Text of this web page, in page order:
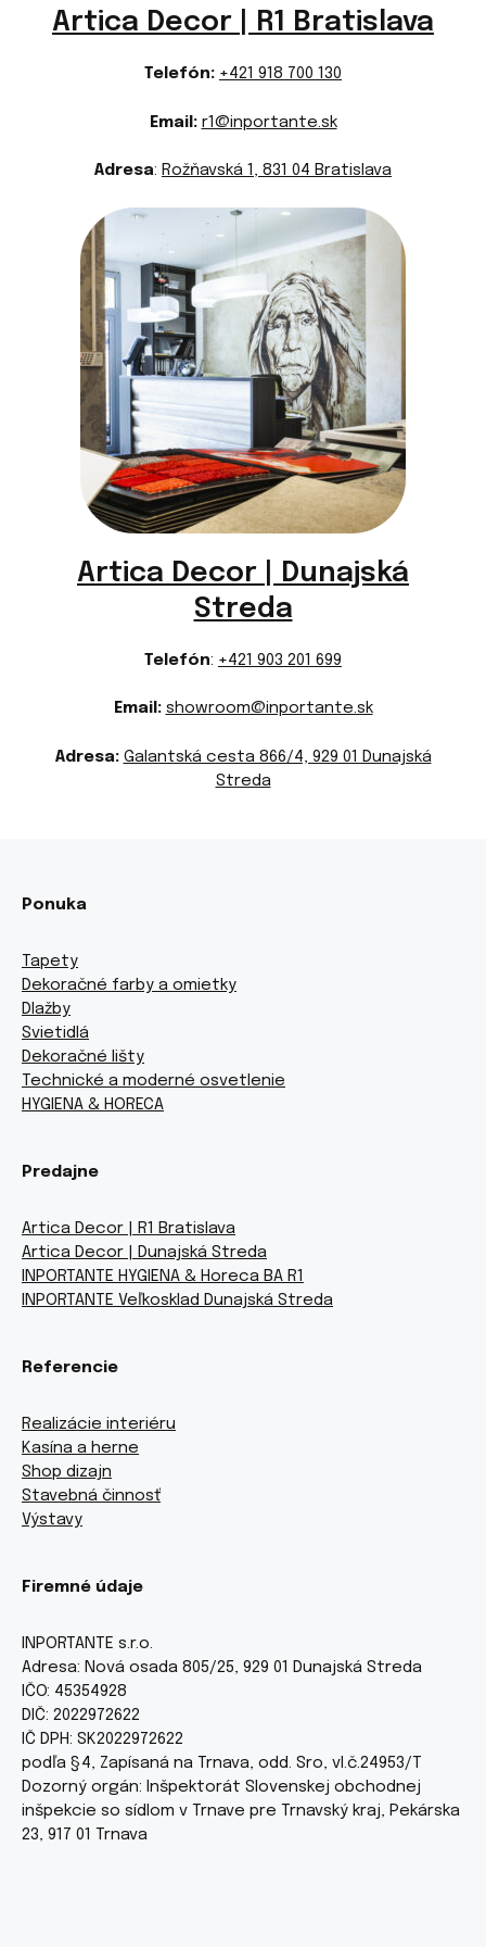
Artica Decor | R1 Bratislava
Telefón: +421 918 700 130
Email: r1@inportante.sk
Adresa: Rožňavská 1, 831 04 Bratislava
Artica Decor | Dunajská
Streda
Telefón: +421 903 201 699
Email: showroom@inportante.sk
Adresa: Galantská cesta 866/4, 929 01 Dunajská
Streda
Ponuka
Tapety
Dekoračné farby a omietky
Dlažby
Svietidlá
Dekoračné lišty
Technické a moderné osvetlenie
HYGIENA & HORECA
Predajne
Artica Decor | R1 Bratislava
Artica Decor | Dunajská Streda
INPORTANTE HYGIENA & Horeca BA R1
INPORTANTE Veľkosklad Dunajská Streda
Referencie
Realizácie interiéru
Kasína a herne
Shop dizajn
Stavebná činnosť
Výstavy
Firemné údaje
INPORTANTE s.r.o.
Adresa: Nová osada 805/25, 929 01 Dunajská Streda
IČO: 45354928
DIČ: 2022972622
IČ DPH: SK2022972622
podľa §4, Zapísaná na Trnava, odd. Sro, vl.č.24953/T
Dozorný orgán: Inšpektorát Slovenskej obchodnej
inšpekcie so sídlom v Trnave pre Trnavský kraj, Pekárska
23, 917 01 Trnava